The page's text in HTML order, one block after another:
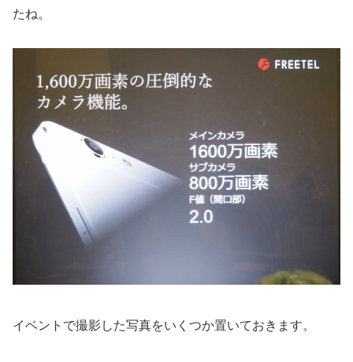
たね。
イベントで撮影した写真をいくつか置いておきます。